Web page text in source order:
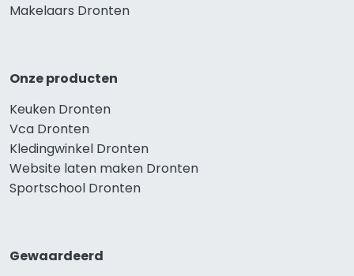
Makelaars Dronten
Onze producten
Keuken Dronten
Vca Dronten
Kledingwinkel Dronten
Website laten maken Dronten
Sportschool Dronten
Gewaardeerd